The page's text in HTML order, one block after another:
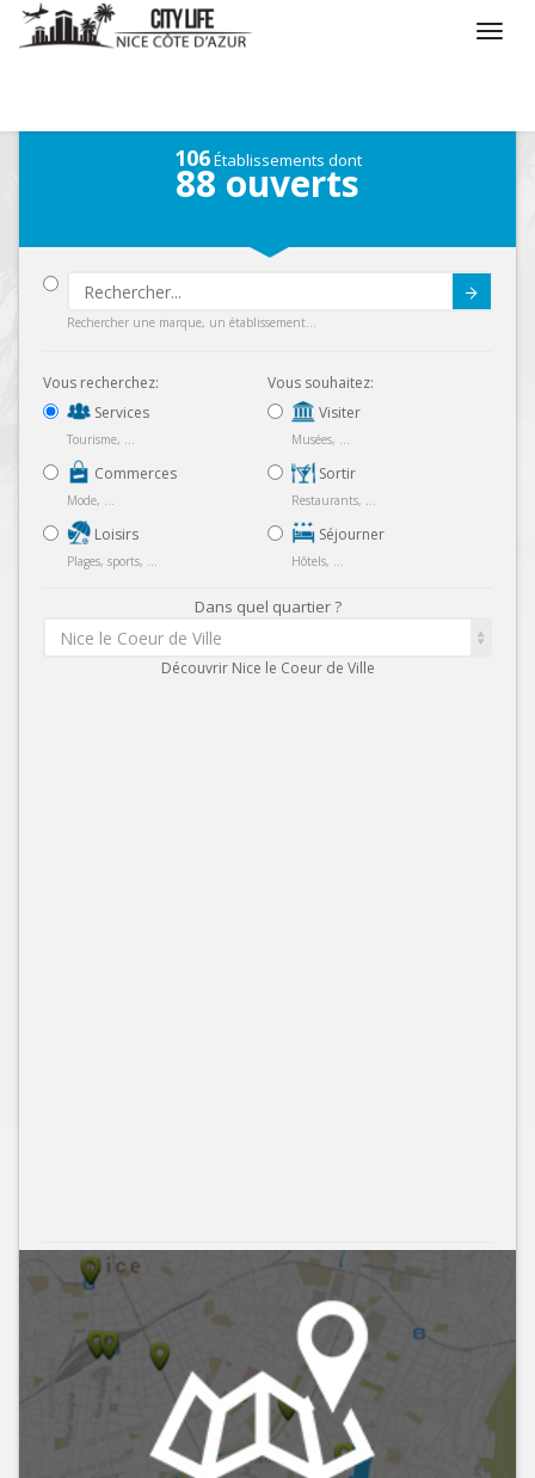
106Établissements dont
88 ouverts
Rechercher une marque, un établissement...
Vous recherchez:
Services
Tourisme, ...
Commerces
Mode, ...
Loisirs
Plages, sports, ...
Vous souhaitez:
Visiter
Musées, ...
Sortir
Restaurants, ...
Séjourner
Hôtels, ...
Dans quel quartier ?
Nice le Coeur de Ville
Découvrir Nice le Coeur de Ville